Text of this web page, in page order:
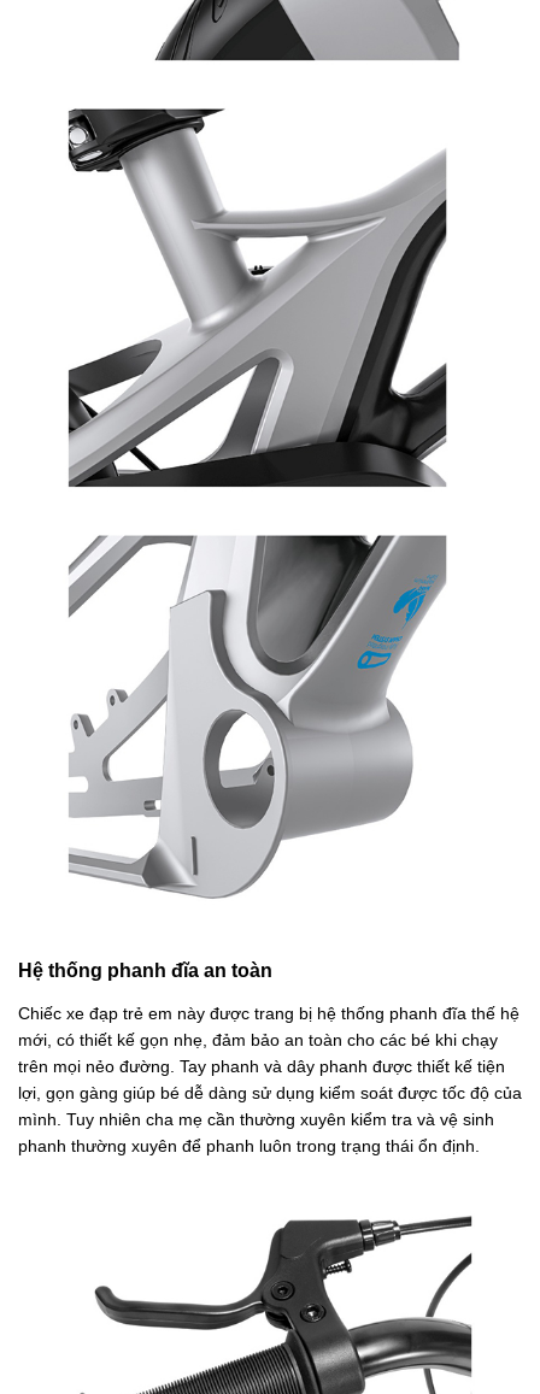
Hệ thống phanh đĩa an toàn
Chiếc xe đạp trẻ em này được trang bị hệ thống phanh đĩa thế hệ
mới, có thiết kế gọn nhẹ, đảm bảo an toàn cho các bé khi chạy
trên mọi nẻo đường. Tay phanh và dây phanh được thiết kế tiện
lợi, gọn gàng giúp bé dễ dàng sử dụng kiểm soát được tốc độ của
mình. Tuy nhiên cha mẹ cần thường xuyên kiểm tra và vệ sinh
phanh thường xuyên để phanh luôn trong trạng thái ổn định.